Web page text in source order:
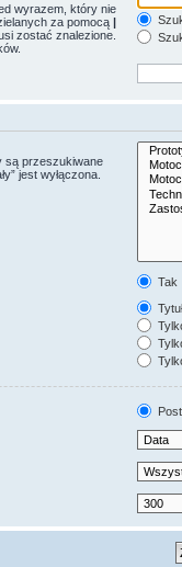
wyrazem, który nie
za pomocą |
zostać znalezione.
są przeszukiwane
jest wyłączona.
Tak